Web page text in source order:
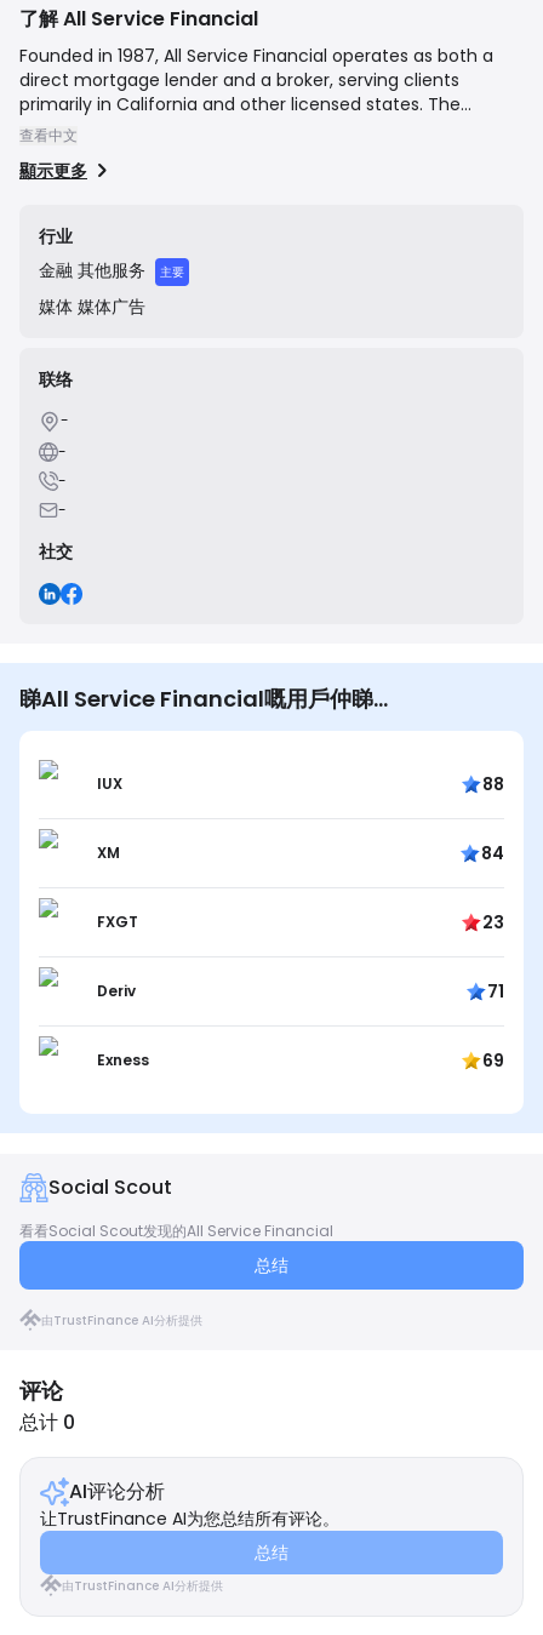
了解 All Service Financial
Founded in 1987, All Service Financial operates as both a
direct mortgage lender and a broker, serving clients
primarily in California and other licensed states. The
company's mission is to build long-term client
products, including Conventional, FHA, VA, Jumbo, and
and leveraging technology to streamline the mortgage
application and approval process for homeowners and real
estate investors.
查看中文
顯示更多
行业
金融 其他服务 主要
媒体 媒体广告
联络
-
-
-
-
社交
睇All Service Financial嘅用戶仲睇…
IUX 88
XM 84
FXGT 23
Deriv 71
Exness 69
Social Scout
看看Social Scout发现的All Service Financial
总结
由TrustFinance AI分析提供
评论
总计 0
AI评论分析
让TrustFinance AI为您总结所有评论。
总结
由TrustFinance AI分析提供